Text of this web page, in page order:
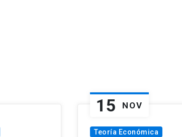
15 NOV
Teoría Económica